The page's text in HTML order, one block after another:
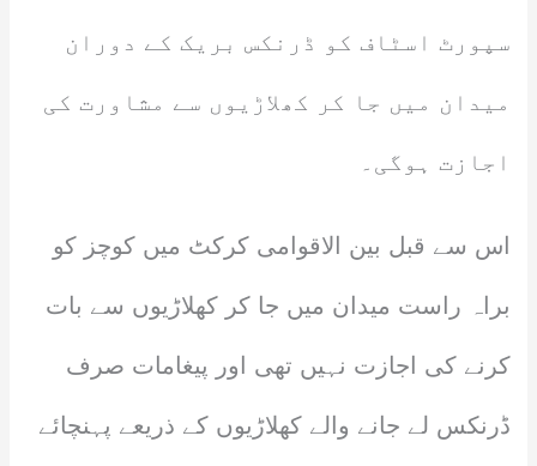
سپورٹ اسٹاف کو ڈرنکس بریک کے دوران
میدان میں جا کر کھلاڑیوں سے مشاورت کی
اجازت ہوگی۔
اس سے قبل بین الاقوامی کرکٹ میں کوچز کو
براہ راست میدان میں جا کر کھلاڑیوں سے بات
کرنے کی اجازت نہیں تھی اور پیغامات صرف
ڈرنکس لے جانے والے کھلاڑیوں کے ذریعے پہنچائے